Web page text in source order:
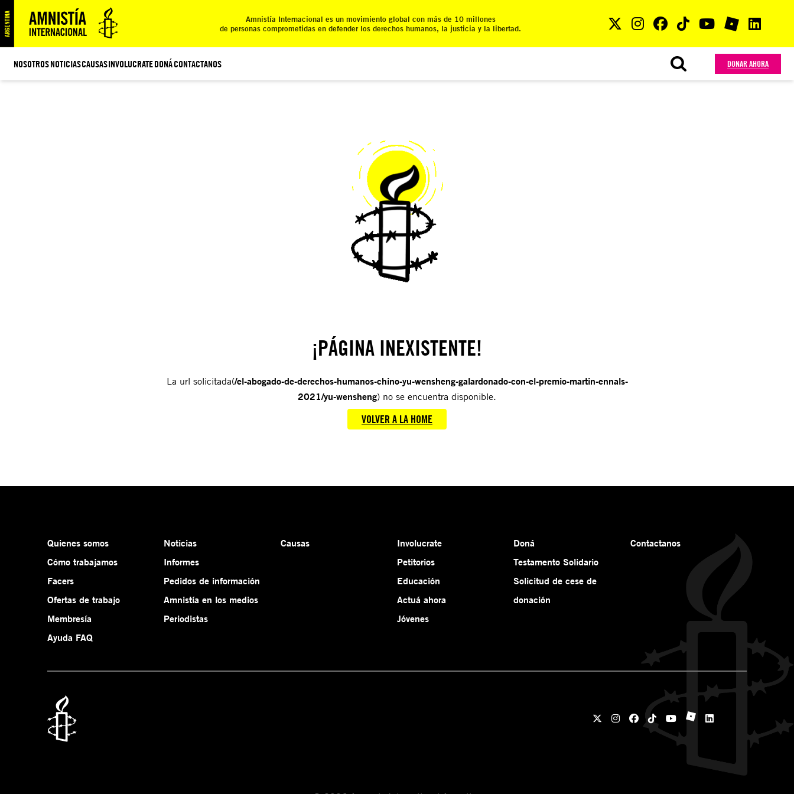
Amnistía Internacional es un movimiento global con más de 10 millones
de personas comprometidas en defender los derechos humanos, la justicia y la libertad.
NOSOTROSNOTICIASCAUSASINVOLUCRATEDONÁCONTACTANOS DONAR AHORA
¡PÁGINA INEXISTENTE!
La url solicitada(/el-abogado-de-derechos-humanos-chino-yu-wensheng-galardonado-con-el-premio-martin-ennals-
2021/yu-wensheng) no se encuentra disponible.
VOLVER A LA HOME
Quienes somos
Cómo trabajamos
Facers
Ofertas de trabajo
Membresía
Ayuda FAQ
Noticias
Informes
Pedidos de información
Amnistía en los medios
Periodistas
Causas
Involucrate
Petitorios
Educación
Actuá ahora
Jóvenes
Doná
Testamento Solidario
Solicitud de cese de
donación
Contactanos